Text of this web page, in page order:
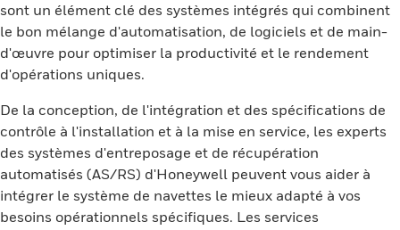
sont un élément clé des systèmes intégrés qui combinent
le bon mélange d'automatisation, de logiciels et de main-
d'œuvre pour optimiser la productivité et le rendement
d'opérations uniques.
De la conception, de l'intégration et des spécifications de
contrôle à l'installation et à la mise en service, les experts
des systèmes d'entreposage et de récupération
automatisés (AS/RS) d'Honeywell peuvent vous aider à
intégrer le système de navettes le mieux adapté à vos
besoins opérationnels spécifiques. Les services